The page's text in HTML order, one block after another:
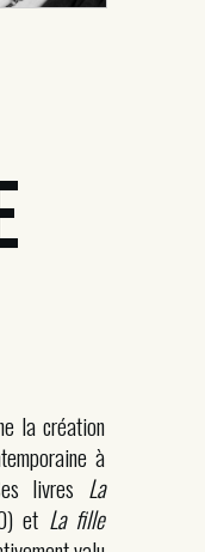
la création
à
livres La
et La fille